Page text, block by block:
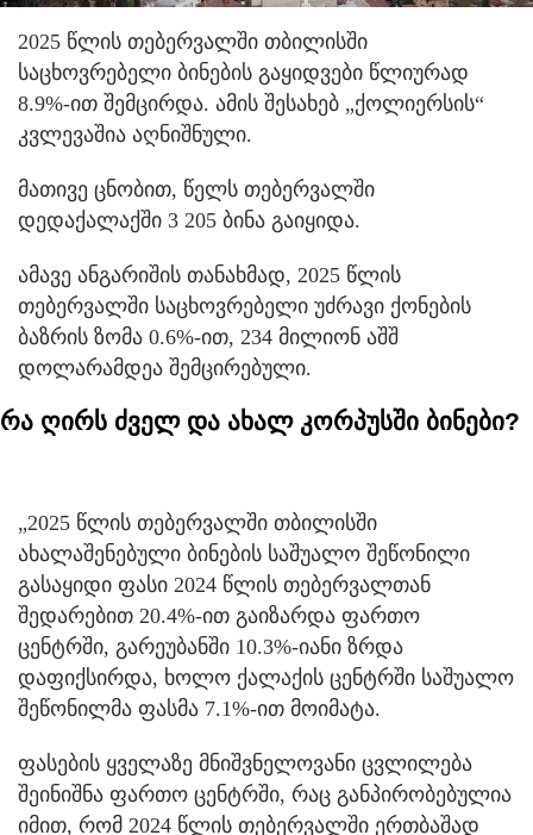
2025 წლის თებერვალში თბილისში
საცხოვრებელი ბინების გაყიდვები წლიურად
8.9%-ით შემცირდა. ამის შესახებ „ქოლიერსის“
კვლევაშია აღნიშნული.
მათივე ცნობით, წელს თებერვალში
დედაქალაქში 3 205 ბინა გაიყიდა.
ამავე ანგარიშის თანახმად, 2025 წლის
თებერვალში საცხოვრებელი უძრავი ქონების
ბაზრის ზომა 0.6%-ით, 234 მილიონ აშშ
დოლარამდეა შემცირებული.
რა ღირს ძველ და ახალ კორპუსში ბინები?
„2025 წლის თებერვალში თბილისში
ახალაშენებული ბინების საშუალო შეწონილი
გასაყიდი ფასი 2024 წლის თებერვალთან
შედარებით 20.4%-ით გაიზარდა ფართო
ცენტრში, გარეუბანში 10.3%-იანი ზრდა
დაფიქსირდა, ხოლო ქალაქის ცენტრში საშუალო
შეწონილმა ფასმა 7.1%-ით მოიმატა.
ფასების ყველაზე მნიშვნელოვანი ცვლილება
შეინიშნა ფართო ცენტრში, რაც განპირობებულია
იმით, რომ 2024 წლის თებერვალში ერთბაშად